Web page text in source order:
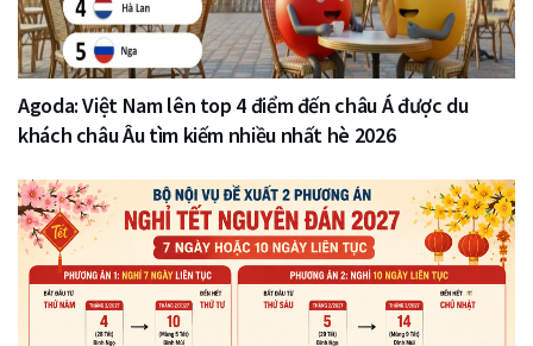
Agoda: Việt Nam lên top 4 điểm đến châu Á được du
khách châu Âu tìm kiếm nhiều nhất hè 2026